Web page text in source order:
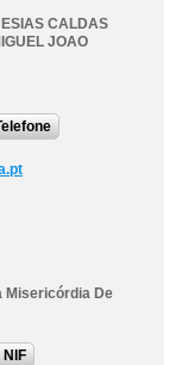
CALDAS
JOAO
Misericórdia De
NIF